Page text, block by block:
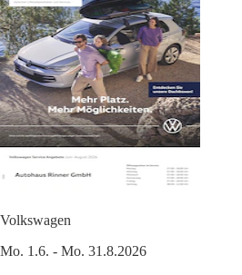
Volkswagen
Mo. 1.6. - Mo. 31.8.2026